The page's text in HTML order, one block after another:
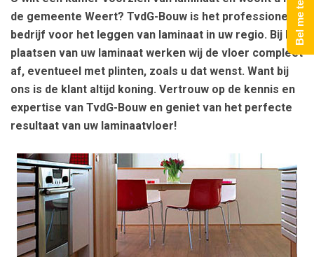
de gemeente Weert? TvdG-Bouw is het professionele
bedrijf voor het leggen van laminaat in uw regio. Bij het
plaatsen van uw laminaat werken wij de vloer compleet
af, eventueel met plinten, zoals u dat wenst. Want bij
ons is de klant altijd koning. Vertrouw op de kennis en
expertise van TvdG-Bouw en geniet van het perfecte
resultaat van uw laminaatvloer!
Bel me terug